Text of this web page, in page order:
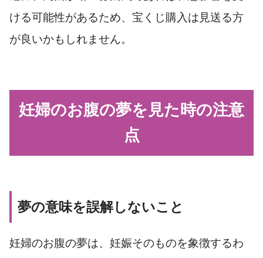
ける可能性があるため、宝くじ購入は見送る方
が良いかもしれません。
妊婦のお腹の夢を見た時の注意
点
夢の意味を誤解しないこと
妊婦のお腹の夢は、妊娠そのものを象徴するわ